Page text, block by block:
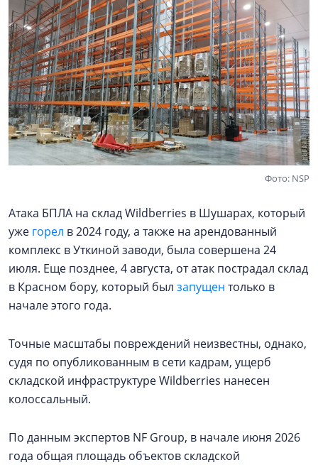
Фото: NSP
Атака БПЛА на склад Wildberries в Шушарах, который
уже горел в 2024 году, а также на арендованный
комплекс в Уткиной заводи, была совершена 24
июля. Еще позднее, 4 августа, от атак пострадал склад
в Красном бору, который был запущен только в
начале этого года.
Точные масштабы повреждений неизвестны, однако,
судя по опубликованным в сети кадрам, ущерб
складской инфраструктуре Wildberries нанесен
колоссальный.
По данным экспертов NF Group, в начале июня 2026
года общая площадь объектов складской